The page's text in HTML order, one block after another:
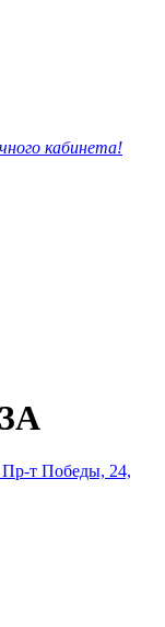
кабинета!
Пр-т Победы, 24,